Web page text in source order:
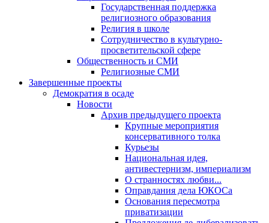
Государственная поддержка
религиозного образования
Религия в школе
Сотрудничество в культурно-
просветительской сфере
Общественность и СМИ
Религиозные СМИ
Завершенные проекты
Демократия в осаде
Новости
Архив предыдущего проекта
Крупные мероприятия
консервативного толка
Курьезы
Национальная идея,
антивестернизм, империализм
О странностях любви...
Оправдания дела ЮКОСа
Основания пересмотра
приватизации